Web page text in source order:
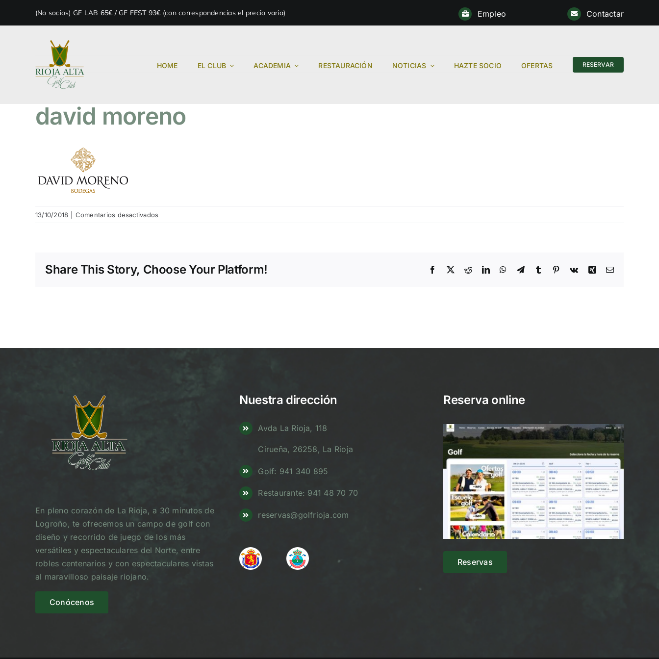
(No socios) GF LAB 65€ / GF FEST 93€ (con correspondencias el precio varia) Empleo Contactar
HOME EL CLUB ACADEMIA RESTAURACIÓN NOTICIAS HAZTE SOCIO OFERTAS RESERVAR
Anterior
david moreno
13/10/2018 Comentarios desactivados
Share This Story, Choose Your Platform! Facebook
X RedditLinkedInWhatsApp
TelegramTumblr Pinterest
Vk Xing Email
En pleno corazón de La Rioja, a 30 minutos de
Logroño, te ofrecemos un campo de golf con
diseño y recorrido de juego de los más
versátiles y espectaculares del Norte, entre
robles centenarios y con espectaculares vistas
al maravilloso paisaje riojano.
Conócenos
Nuestra dirección
Avda La Rioja, 118
Cirueña, 26258, La Rioja
Golf: 941 340 895
Restaurante: 941 48 70 70
reservas@golfrioja.com
Reserva online
Reservas